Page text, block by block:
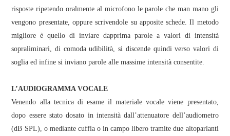
risposte ripetendo oralmente al microfono le parole che man mano gli
vengono presentate, oppure scrivendole su apposite schede. Il metodo
migliore è quello di inviare dapprima parole a valori di intensità
sopraliminari, di comoda udibilità, si discende quindi verso valori di
soglia ed infine si inviano parole alle massime intensità consentite.
L’AUDIOGRAMMA VOCALE
Venendo alla tecnica di esame il materiale vocale viene presentato,
dopo essere stato dosato in intensità dall’attenuatore dell’audiometro
(dB SPL), o mediante cuffia o in campo libero tramite due altoparlanti